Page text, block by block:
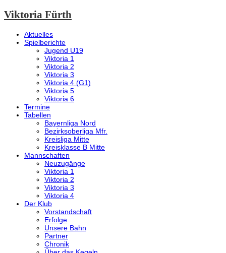
Viktoria Fürth
Aktuelles
Spielberichte
Jugend U19
Viktoria 1
Viktoria 2
Viktoria 3
Viktoria 4 (G1)
Viktoria 5
Viktoria 6
Termine
Tabellen
Bayernliga Nord
Bezirksoberliga Mfr.
Kreisliga Mitte
Kreisklasse B Mitte
Mannschaften
Neuzugänge
Viktoria 1
Viktoria 2
Viktoria 3
Viktoria 4
Der Klub
Vorstandschaft
Erfolge
Unsere Bahn
Partner
Chronik